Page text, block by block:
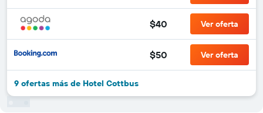
$40 Ver oferta
$50 Ver oferta
9 ofertas más de Hotel Cottbus